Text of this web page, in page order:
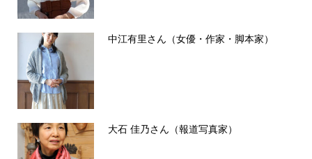
中江有里さん（女優・作家・脚本家）
大石 佳乃さん（報道写真家）